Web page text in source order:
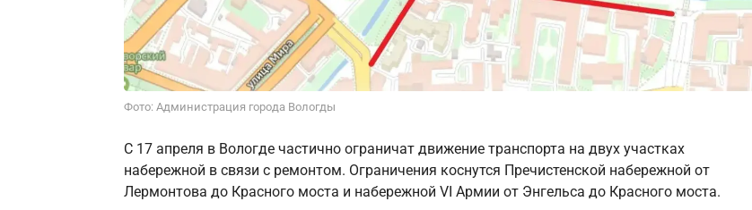
Фото: Администрация города Вологды
С 17 апреля в Вологде частично ограничат движение транспорта на двух участках
набережной в связи с ремонтом. Ограничения коснутся Пречистенской набережной от
Лермонтова до Красного моста и набережной VI Армии от Энгельса до Красного моста.